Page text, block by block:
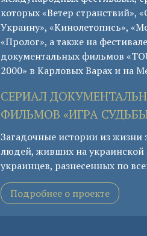
которых «Ветер странствий»,
Украину», «Кинолетопись»,
«Пролог», а также на фестивале
документальных фильмов
2000» в Карловых Варах и на
СЕРИАЛ
ФИЛЬМОВ «ИГРА
Загадочные истории из жизни
людей, живших на украинской
украинцев, разнесенных по
Подробнее о проекте